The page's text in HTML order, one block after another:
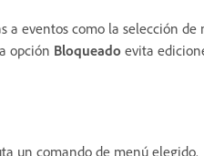
a eventos como la selección
opción Bloqueado evita
un comando de menú elegido.